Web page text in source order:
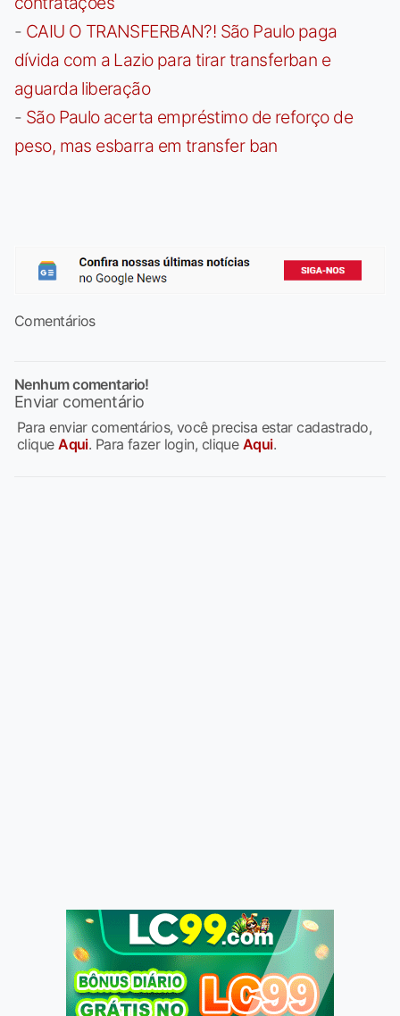
- CAIU O TRANSFERBAN?! São Paulo paga
dívida com a Lazio para tirar transferban e
aguarda liberação
- São Paulo acerta empréstimo de reforço de
peso, mas esbarra em transfer ban
Comentários
Nenhum comentario!
Enviar comentário
Para enviar comentários, você precisa estar cadastrado,
cliqueAqui. Para fazer login, clique Aqui.